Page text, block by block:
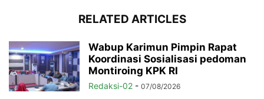
RELATED ARTICLES
Wabup Karimun Pimpin Rapat
Koordinasi Sosialisasi pedoman
Montiroing KPK RI
Redaksi-02 - 07/08/2026